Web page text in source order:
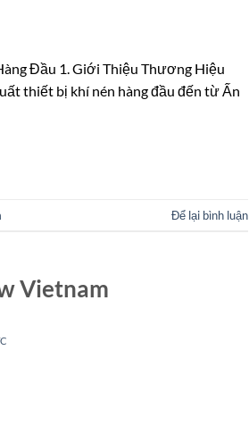
Đầu 1. Giới Thiệu Thương Hiệu
thiết bị khí nén hàng đầu đến từ Ấn
Để lại bình luận
Vietnam